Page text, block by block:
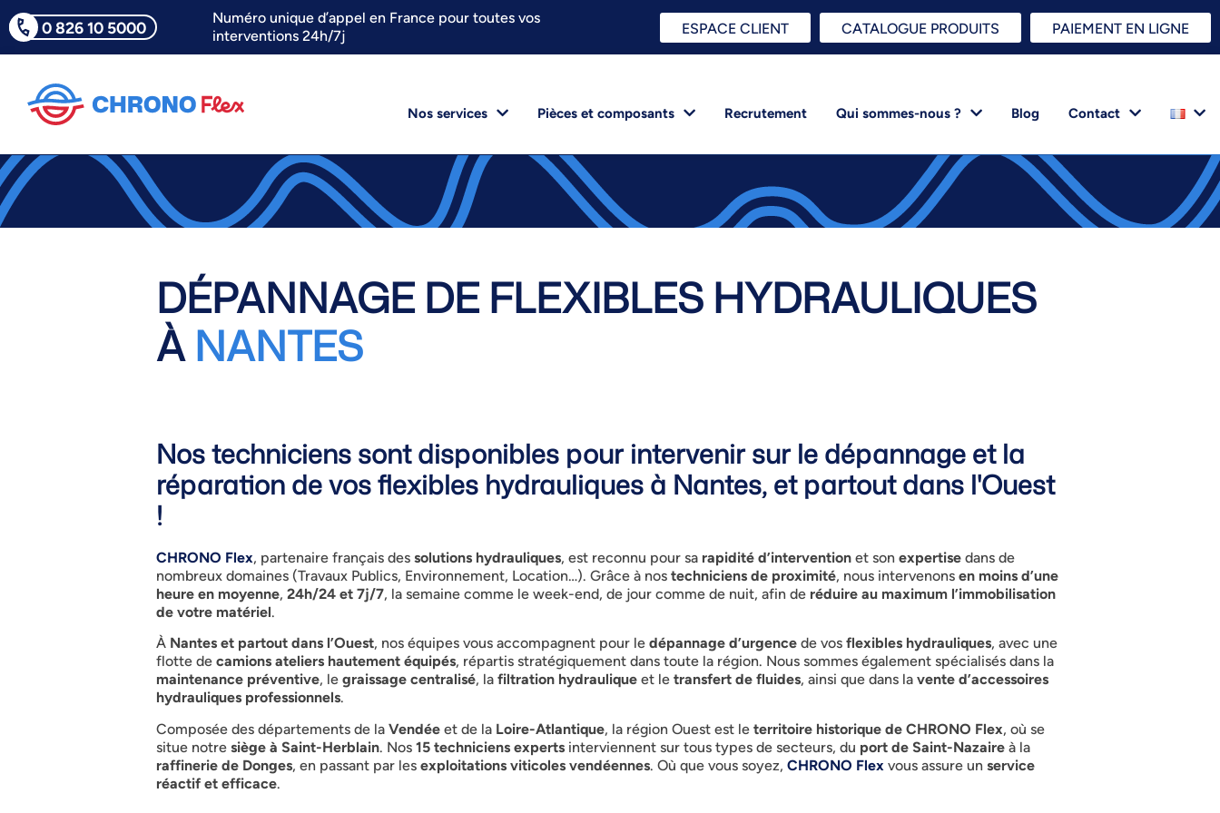
0 826 10 5000
Numéro unique d’appel en France pour toutes vos
interventions 24h/7j
ESPACE CLIENT CATALOGUE PRODUITS PAIEMENT EN LIGNE
Nos services Pièces et composants Recrutement Qui sommes-nous ? Blog Contact
DÉPANNAGE DE FLEXIBLES HYDRAULIQUES
ÀNANTES
Nos techniciens sont disponibles pour intervenir sur le dépannage et la
réparation de vos flexibles hydrauliques à Nantes, et partout dans l'Ouest
!
CHRONO Flex, partenaire français des solutions hydrauliques, est reconnu pour sa rapidité d’intervention et son expertise dans de
nombreux domaines (Travaux Publics, Environnement, Location…). Grâce à nos techniciens de proximité, nous intervenons en moins d’une
heure en moyenne, 24h/24 et 7j/7, la semaine comme le week-end, de jour comme de nuit, afin de réduire au maximum l’immobilisation
de votre matériel.
À Nantes et partout dans l’Ouest, nos équipes vous accompagnent pour le dépannage d’urgence de vos flexibles hydrauliques, avec une
flotte de camions ateliers hautement équipés, répartis stratégiquement dans toute la région. Nous sommes également spécialisés dans la
maintenance préventive, le graissage centralisé, la filtration hydraulique et le transfert de fluides, ainsi que dans la vente d’accessoires
hydrauliques professionnels.
Composée des départements de la Vendée et de la Loire-Atlantique, la région Ouest est le territoire historique de CHRONO Flex, où se
situe notre siège à Saint-Herblain. Nos 15 techniciens experts interviennent sur tous types de secteurs, du port de Saint-Nazaire à la
raffinerie de Donges, en passant par les exploitations viticoles vendéennes. Où que vous soyez, CHRONO Flex vous assure un service
réactif et efficace.